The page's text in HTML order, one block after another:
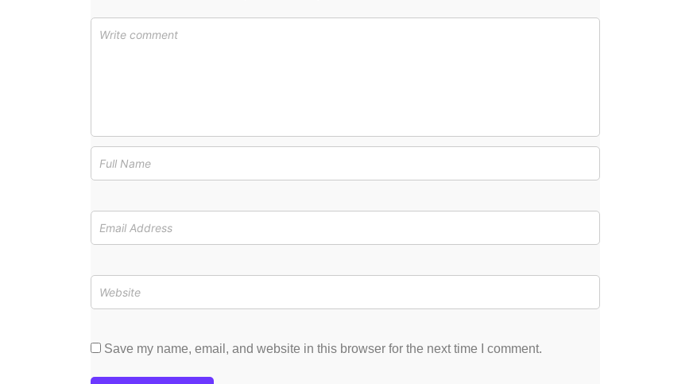
Save my name, email, and website in this browser for the next time I comment.